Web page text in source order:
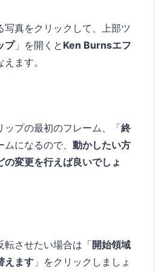
写真をクリックして、上部ツ
プ」を開くと Ken Burnsエフ
ます。
ップの最初のフレーム、「終
になるので、 動かしたい方
の変更を行えば良いでしょ
転させたい場合は「開始領域
えます 」をクリックしましょ